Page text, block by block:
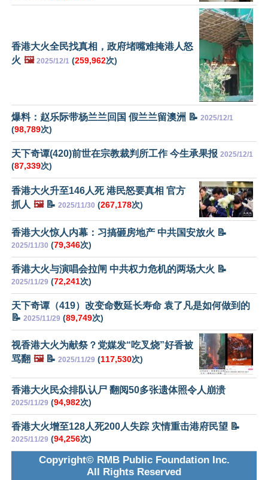
香港大火全民找真相，政府堵嘴难掩港人怒
火 🖼️ 2025/12/1 (259,962次)
爆料：赵乐际带杨兰兰回国 假兰兰留澳洲 📝 2025/12/1
(98,789次)
天下奇谭(420)前世在宗教裁判所工作 今生承果报 2025/12/1
(87,339次)
香港大火升至146人死 港民怒要真相 官方
抓人 🖼️📝 2025/11/30 (267,178次)
香港大火惊人内幕：习搞砸房地产 中共国安放火 📝
2025/11/30 (79,346次)
香港大火与演唱会拉闸 中共权力危机的两场大火 📝
2025/11/29 (72,241次)
天下奇谭（419）改变命数延长寿命 袁了凡是如何做到的
📝 2025/11/29 (89,749次)
视香港大火为献祭？党媒发“吃叉烧”好香被
骂翻 🖼️📝 2025/11/29 (117,530次)
香港大火民众排队认尸 翻阅50多张遗体照令人崩溃
2025/11/29 (94,982次)
香港大火增至128人死200人失踪 灾情重击港府民望 📝
2025/11/29 (94,256次)
Copyright© RMB Public Foundation Inc.
All Rights Reserved